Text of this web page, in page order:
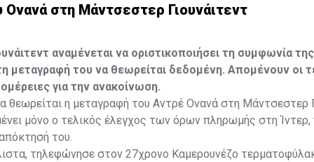
Ονανά στη Μάντσεστερ Γιουνάιτεντ
αναμένεται να οριστικοποιήσει τη συμφωνία
μεταγραφή του να θεωρείται δεδομένη. Απομένουν οι
για την ανακοίνωση.
θεωρείται η μεταγραφή του Αντρέ Ονανά στη Μάντσεστερ
μόνο ο τελικός έλεγχος των όρων πληρωμής στη Ίντερ,
του.
τηλεφώνησε στον 27χρονο Καμερουνέζο